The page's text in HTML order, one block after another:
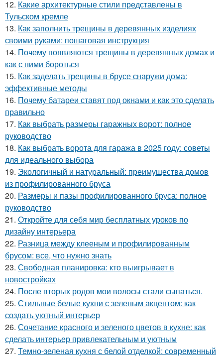
12. Какие архитектурные стили представлены в
Тульском кремле
13. Как заполнить трещины в деревянных изделиях
своими руками: пошаговая инструкция
14. Почему появляются трещины в деревянных домах и
как с ними бороться
15. Как заделать трещины в брусе снаружи дома:
эффективные методы
16. Почему батареи ставят под окнами и как это сделать
правильно
17. Как выбрать размеры гаражных ворот: полное
руководство
18. Как выбрать ворота для гаража в 2025 году: советы
для идеального выбора
19. Экологичный и натуральный: преимущества домов
из профилированного бруса
20. Размеры и пазы профилированного бруса: полное
руководство
21. Откройте для себя мир бесплатных уроков по
дизайну интерьера
22. Разница между клееным и профилированным
брусом: все, что нужно знать
23. Свободная планировка: кто выигрывает в
новостройках
24. После вторых родов мои волосы стали сыпаться.
25. Стильные белые кухни с зеленым акцентом: как
создать уютный интерьер
26. Сочетание красного и зеленого цветов в кухне: как
сделать интерьер привлекательным и уютным
27. Темно-зеленая кухня с белой отделкой: современный